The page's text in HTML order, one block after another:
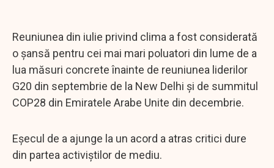
Reuniunea din iulie privind clima a fost considerată
o șansă pentru cei mai mari poluatori din lume de a
lua măsuri concrete înainte de reuniunea liderilor
G20 din septembrie de la New Delhi și de summitul
COP28 din Emiratele Arabe Unite din decembrie.
Eșecul de a ajunge la un acord a atras critici dure
din partea activiștilor de mediu.